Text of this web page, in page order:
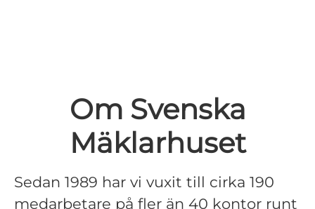
Om Svenska
Mäklarhuset
Sedan 1989 har vi vuxit till cirka 190
medarbetare på fler än 40 kontor runt